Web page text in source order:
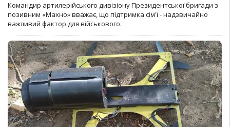
Командир артилерійського дивізіону Президентської бригади з
позивним «Махно» вважає, що підтримка сім'ї - надзвичайно
важливий фактор для військового.